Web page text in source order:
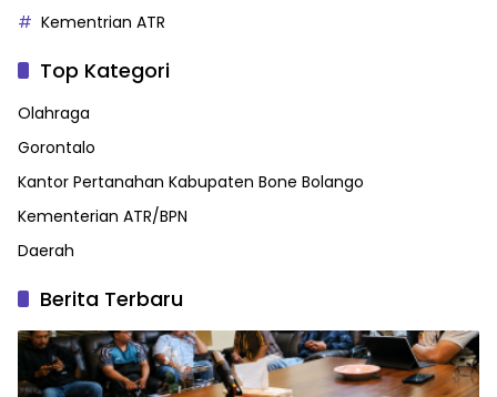
Kementrian ATR
Top Kategori
Olahraga
Gorontalo
Kantor Pertanahan Kabupaten Bone Bolango
Kementerian ATR/BPN
Daerah
Berita Terbaru